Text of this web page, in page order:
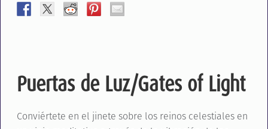
Puertas de Luz/Gates of Light
Conviértete en el jinete sobre los reinos celestiales en